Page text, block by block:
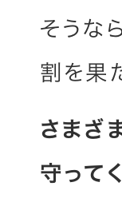
そうな
割を果
さまざ
守って